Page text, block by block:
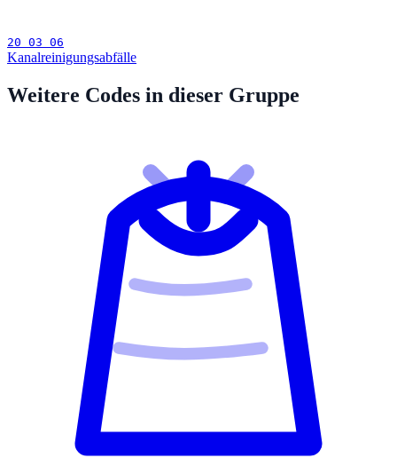
20 03 06
Kanalreinigungsabfälle
Weitere Codes in dieser Gruppe